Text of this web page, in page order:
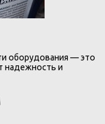
оборудования — это
надежность и